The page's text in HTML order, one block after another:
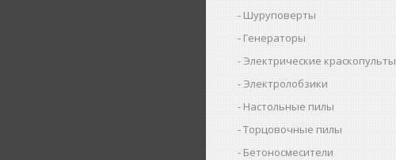
Шуруповерты
Генераторы
Электрические краскопульты
Электролобзики
Настольные пилы
Торцовочные пилы
Бетоносмесители